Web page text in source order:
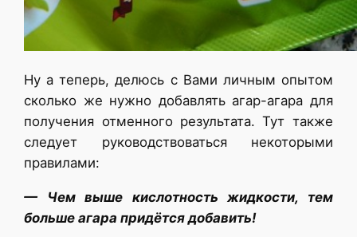
Ну а теперь, делюсь с Вами личным опытом
сколько же нужно добавлять агар-агара для
получения отменного результата. Тут также
следует руководствоваться некоторыми
правилами:
— Чем выше кислотность жидкости, тем
больше агара придётся добавить!